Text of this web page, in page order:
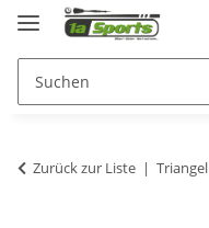
Zurück zur Liste Triangel